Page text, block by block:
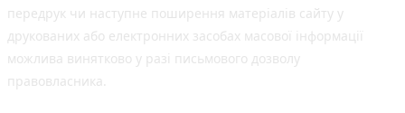
передрук чи наступне поширення матеріалів сайту у
друкованих або електронних засобах масової інформації
можлива винятково у разі письмового дозволу
правовласника.